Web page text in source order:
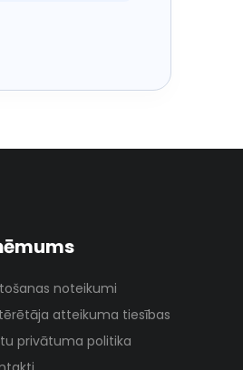
noteikumi
atteikuma tiesības
privātuma politika